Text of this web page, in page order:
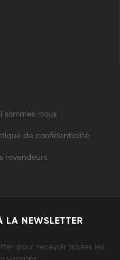
sommes-nous
de confidentialité
revendeurs
LA NEWSLETTER
pour recevoir toutes les